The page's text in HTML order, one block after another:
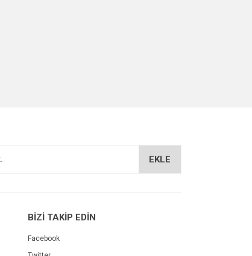
EKLE
BİZİ TAKİP EDİN
Facebook